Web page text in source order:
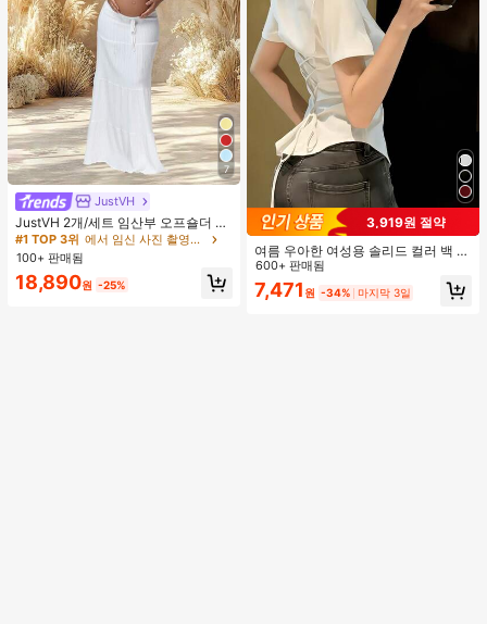
7
JustVH
JustVH 2개/세트 임산부 오프숄더 러
플 헴 크롭 탑과 플로잉 맥시 스커트
세트, 사진 촬영과 비치웨어에 적합한
봄 화이트 가을
#1 TOP 3위
에서 임신 사진 촬영용 의상
100+ 판매됨
18,890원 -25%
3,919원 절약
여름 우아한 여성용 솔리드 컬러 백 타
이 셔츠 (참고: 가볍고 통기성 있는 얇
은 스타일) 허리 드로스트링 디자인 화
이트, 조용한 럭셔리
600+ 판매됨
7,471 원 -34% 마지막 3일